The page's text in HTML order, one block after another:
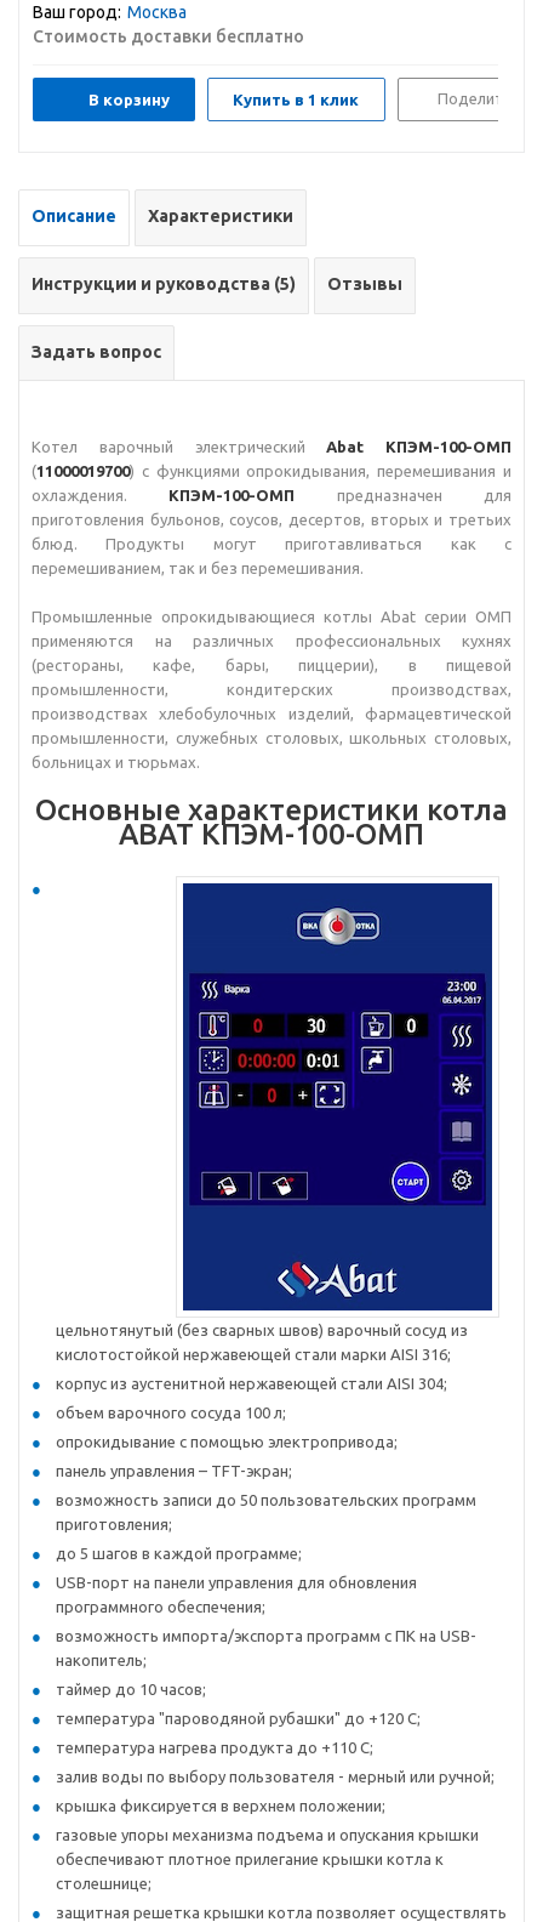
Ваш город: Москва
Стоимость доставки бесплатно
В корзину Купить в 1 клик Поделиться
Описание Характеристики
Инструкции и руководства (5) Отзывы
Задать вопрос
Котел варочный электрический Abat КПЭМ-100-ОМП
(11000019700) с функциями опрокидывания, перемешивания и
охлаждения. КПЭМ-100-ОМП предназначен для
приготовления бульонов, соусов, десертов, вторых и третьих
блюд. Продукты могут приготавливаться как с
перемешиванием, так и без перемешивания.
Промышленные опрокидывающиеся котлы Abat серии ОМП
применяются на различных профессиональных кухнях
(рестораны, кафе, бары, пиццерии), в пищевой
промышленности, кондитерских производствах,
производствах хлебобулочных изделий, фармацевтической
промышленности, служебных столовых, школьных столовых,
больницах и тюрьмах.
Основные характеристики котла
ABAT КПЭМ-100-ОМП
цельнотянутый (без сварных швов) варочный сосуд из
кислотостойкой нержавеющей стали марки AISI 316;
корпус из аустенитной нержавеющей стали AISI 304;
объем варочного сосуда 100 л;
опрокидывание с помощью электропривода;
панель управления – TFT-экран;
возможность записи до 50 пользовательских программ
приготовления;
до 5 шагов в каждой программе;
USB-порт на панели управления для обновления
программного обеспечения;
возможность импорта/экспорта программ с ПК на USB-
накопитель;
таймер до 10 часов;
температура "пароводяной рубашки" до +120 С;
температура нагрева продукта до +110 С;
залив воды по выбору пользователя - мерный или ручной;
крышка фиксируется в верхнем положении;
газовые упоры механизма подъема и опускания крышки
обеспечивают плотное прилегание крышки котла к
столешнице;
защитная решетка крышки котла позволяет осуществлять